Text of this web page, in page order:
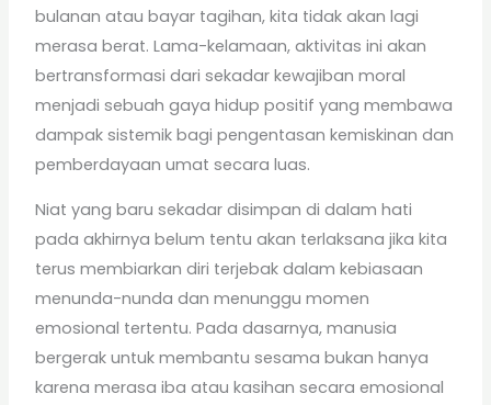
bulanan atau bayar tagihan, kita tidak akan lagi
merasa berat. Lama-kelamaan, aktivitas ini akan
bertransformasi dari sekadar kewajiban moral
menjadi sebuah gaya hidup positif yang membawa
dampak sistemik bagi pengentasan kemiskinan dan
pemberdayaan umat secara luas.
Niat yang baru sekadar disimpan di dalam hati
pada akhirnya belum tentu akan terlaksana jika kita
terus membiarkan diri terjebak dalam kebiasaan
menunda-nunda dan menunggu momen
emosional tertentu. Pada dasarnya, manusia
bergerak untuk membantu sesama bukan hanya
karena merasa iba atau kasihan secara emosional